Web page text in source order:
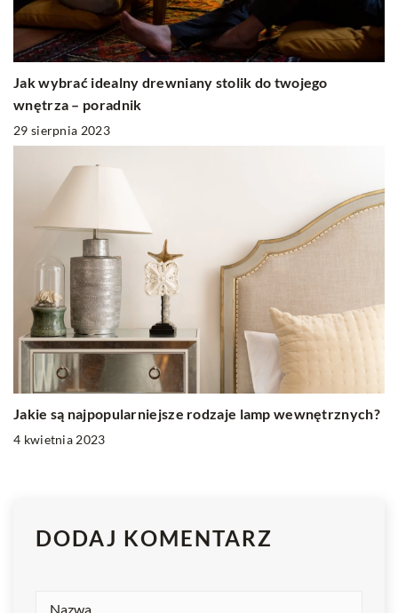
Jak wybrać idealny drewniany stolik do twojego
wnętrza – poradnik
29 sierpnia 2023
Jakie są najpopularniejsze rodzaje lamp wewnętrznych?
4 kwietnia 2023
DODAJ KOMENTARZ